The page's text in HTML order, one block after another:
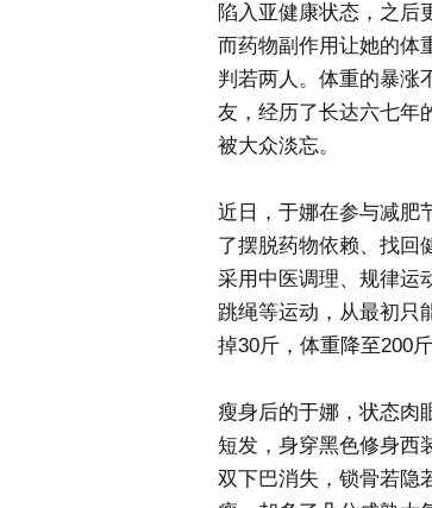
陷入亚健康状态，之后
而药物副作用让她的体
判若两人。体重的暴涨
友，经历了长达六七年
被大众淡忘。
近日，于娜在参与减肥
了摆脱药物依赖、找回
采用中医调理、规律运
跳绳等运动，从最初只
掉30斤，体重降至200斤
瘦身后的于娜，状态肉
短发，身穿黑色修身西
双下巴消失，锁骨若隐